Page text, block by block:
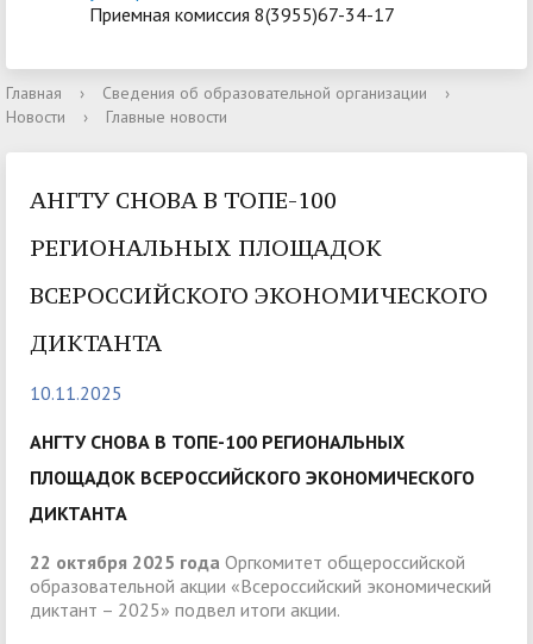
Приемная комиссия 8(3955)67-34-17
Главная › Сведения об образовательной организации
›
Новости
› Главные новости
АНГТУ СНОВА В ТОПЕ-100
РЕГИОНАЛЬНЫХ ПЛОЩАДОК
ВСЕРОССИЙСКОГО ЭКОНОМИЧЕСКОГО
ДИКТАНТА
10.11.2025
АНГТУ СНОВА В ТОПЕ-100 РЕГИОНАЛЬНЫХ
ПЛОЩАДОК ВСЕРОССИЙСКОГО ЭКОНОМИЧЕСКОГО
ДИКТАНТА
22 октября 2025 года Оргкомитет общероссийской
образовательной акции «Всероссийский экономический
диктант – 2025» подвел итоги акции.